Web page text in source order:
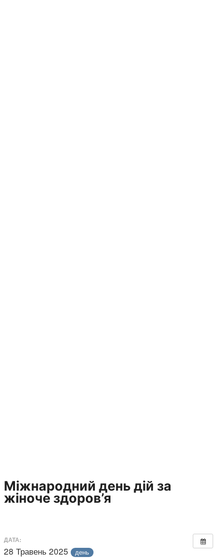
Міжнародний день дій за
жіноче здоров’я
ДАТА:
28 Травень 2025 день